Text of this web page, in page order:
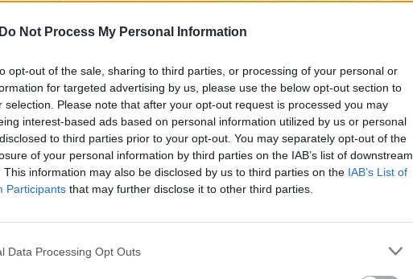
Do Not Process My Personal Information
opt-out of the sale, sharing to third parties, or processing of your personal or
for targeted advertising by us, please use the below opt-out section to
selection. Please note that after your opt-out request is processed you may
interest-based ads based on personal information utilized by us or personal
to third parties prior to your opt-out. You may separately opt-out of the
of your personal information by third parties on the IAB’s list of downstream
This information may also be disclosed by us to third parties on the IAB’s List of
Participants that may further disclose it to other third parties.
Data Processing Opt Outs
Daugiau nuotraukų (1)